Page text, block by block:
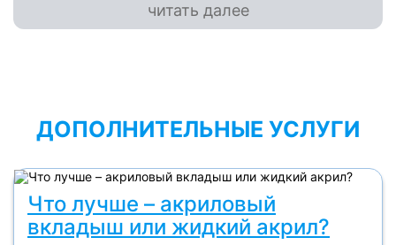
читать далее
ДОПОЛНИТЕЛЬНЫЕ УСЛУГИ
Что лучше – акриловый
вкладыш или жидкий акрил?